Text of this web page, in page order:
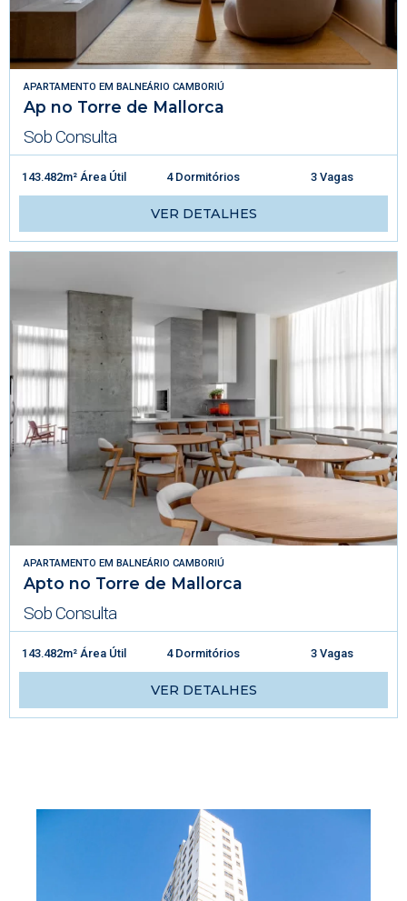
APARTAMENTO EM BALNEÁRIO CAMBORIÚ
Ap no Torre de Mallorca
Sob Consulta
143.482m² Área Útil 4 Dormitórios 3 Vagas
VER DETALHES
APARTAMENTO EM BALNEÁRIO CAMBORIÚ
Apto no Torre de Mallorca
Sob Consulta
143.482m² Área Útil 4 Dormitórios 3 Vagas
VER DETALHES